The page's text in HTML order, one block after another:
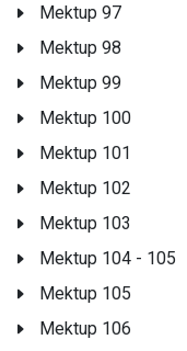
Mektup 97
Mektup 98
Mektup 99
Mektup 100
Mektup 101
Mektup 102
Mektup 103
Mektup 104 - 105
Mektup 105
Mektup 106